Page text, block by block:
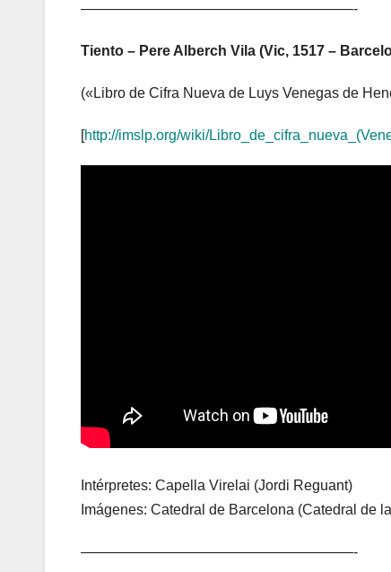
———————————————————-
Tiento – Pere Alberch Vila (Vic, 1517 –
(«Libro de Cifra Nueva de Luys Venegas de
[http://imslp.org/wiki/
Intérpretes: Capella Virelai (Jordi Reguant)
Imágenes: Catedral de Barcelona (Catedral de
———————————————————-